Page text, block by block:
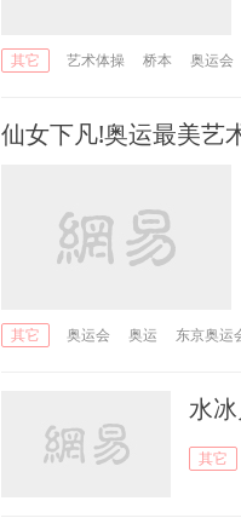
其它 艺术体操 桥本 奥运会
仙女下凡!奥运最美艺
其它 奥运会 奥运 东京奥运
水
其它